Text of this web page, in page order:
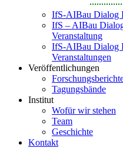
IfS-AIBau Dialog
IfS – AIBau
Veranstaltung
IfS-AIBau Dialog
Veranstaltungen
Veröffentlichungen
Tagungsbände
Institut
Wofür wir stehen
Team
Geschichte
Kontakt